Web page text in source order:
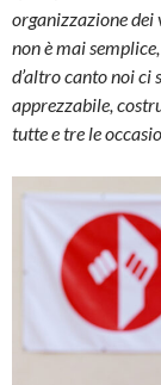
organizzazione
non è mai
d’altro canto noi ci
apprezzabile,
tutte e tre le